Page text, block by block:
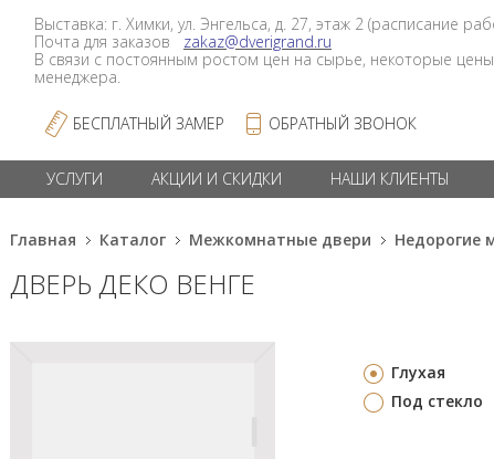
Выставка: г. Химки, ул. Энгельса, д. 27, этаж 2 (расписание
Почта для заказов zakaz@dverigrand.ru
В связи с постоянным ростом цен на сырье, некоторые цены
менеджера.
БЕСПЛАТНЫЙ ЗАМЕР ОБРАТНЫЙ ЗВОНОК
УСЛУГИ АКЦИИ И СКИДКИ НАШИ КЛИЕНТЫ
Главная Каталог Межкомнатные двери Недорогие
ДВЕРЬ ДЕКО ВЕНГЕ
Глухая
Под стекло